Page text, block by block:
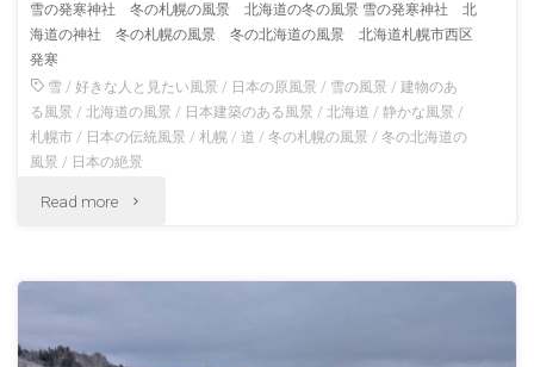
鉄
道
埼
雪の発寒神社 冬の札幌の風景 北海道の冬の風景 雪の発寒神社 北
海道の神社 冬の札幌の風景 冬の北海道の風景 北海道札幌市西区
発寒
雪 /好きな人と見たい風景 / 日本の原風景 / 雪の風景 /建物のあ
る風景 /北海道の風景 / 日本建築のある風景 /北海道 / 静かな風景 /
札幌市 / 日本の伝統風景 /札幌 /道 /冬の札幌の風景 /冬の北海道の
風景 / 日本の絶景
Read more "雪